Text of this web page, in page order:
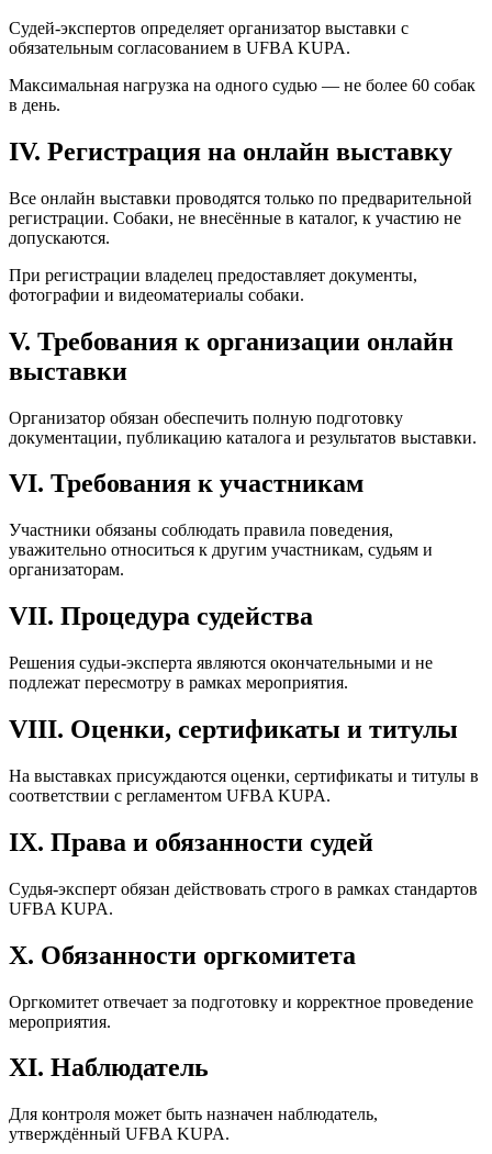
Судей-экспертов определяет организатор выставки с
обязательным согласованием в UFBA KUPA.
Максимальная нагрузка на одного судью — не более 60 собак
в день.
IV. Регистрация на онлайн выставку
Все онлайн выставки проводятся только по предварительной
регистрации. Собаки, не внесённые в каталог, к участию не
допускаются.
При регистрации владелец предоставляет документы,
фотографии и видеоматериалы собаки.
V. Требования к организации онлайн
выставки
Организатор обязан обеспечить полную подготовку
документации, публикацию каталога и результатов выставки.
VI. Требования к участникам
Участники обязаны соблюдать правила поведения,
уважительно относиться к другим участникам, судьям и
организаторам.
VII. Процедура судейства
Решения судьи-эксперта являются окончательными и не
подлежат пересмотру в рамках мероприятия.
VIII. Оценки, сертификаты и титулы
На выставках присуждаются оценки, сертификаты и титулы в
соответствии с регламентом UFBA KUPA.
IX. Права и обязанности судей
Судья-эксперт обязан действовать строго в рамках стандартов
UFBA KUPA.
X. Обязанности оргкомитета
Оргкомитет отвечает за подготовку и корректное проведение
мероприятия.
XI. Наблюдатель
Для контроля может быть назначен наблюдатель,
утверждённый UFBA KUPA.